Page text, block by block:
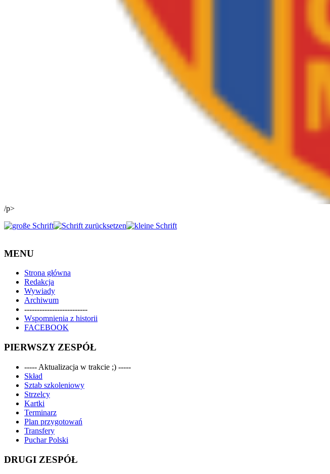
/p>
MENU
Strona główna
Redakcja
Wywiady
Archiwum
-------------------------
Wspomnienia z historii
FACEBOOK
PIERWSZY ZESPÓŁ
----- Aktualizacja w trakcie ;) -----
Skład
Sztab szkoleniowy
Strzelcy
Kartki
Terminarz
Plan przygotowań
Transfery
Puchar Polski
DRUGI ZESPÓŁ